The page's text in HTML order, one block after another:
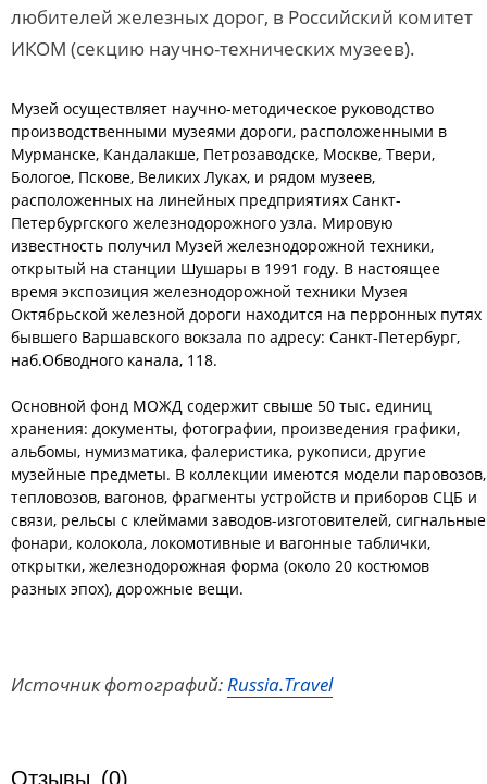
любителей железных дорог, в Российский комитет
ИКОМ (секцию научно-технических музеев).
Музей осуществляет научно-методическое руководство
производственными музеями дороги, расположенными в
Мурманске, Кандалакше, Петрозаводске, Москве, Твери,
Бологое, Пскове, Великих Луках, и рядом музеев,
расположенных на линейных предприятиях Санкт-
Петербургского железнодорожного узла. Мировую
известность получил Музей железнодорожной техники,
открытый на станции Шушары в 1991 году. В настоящее
время экспозиция железнодорожной техники Музея
Октябрьской железной дороги находится на перронных путях
бывшего Варшавского вокзала по адресу: Санкт-Петербург,
наб.Обводного канала, 118.
Основной фонд МОЖД содержит свыше 50 тыс. единиц
хранения: документы, фотографии, произведения графики,
альбомы, нумизматика, фалеристика, рукописи, другие
музейные предметы. В коллекции имеются модели паровозов,
тепловозов, вагонов, фрагменты устройств и приборов СЦБ и
связи, рельсы с клеймами заводов-изготовителей, сигнальные
фонари, колокола, локомотивные и вагонные таблички,
открытки, железнодорожная форма (около 20 костюмов
разных эпох), дорожные вещи.
Источник фотографий:Russia.Travel
Отзывы (0)